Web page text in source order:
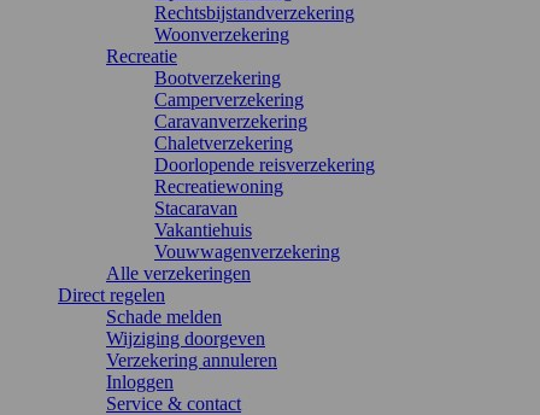
Rechtsbijstandverzekering
Woonverzekering
Recreatie
Bootverzekering
Camperverzekering
Caravanverzekering
Chaletverzekering
Doorlopende reisverzekering
Recreatiewoning
Stacaravan
Vakantiehuis
Vouwwagenverzekering
Alle verzekeringen
Direct regelen
Schade melden
Wijziging doorgeven
Verzekering annuleren
Inloggen
Service & contact